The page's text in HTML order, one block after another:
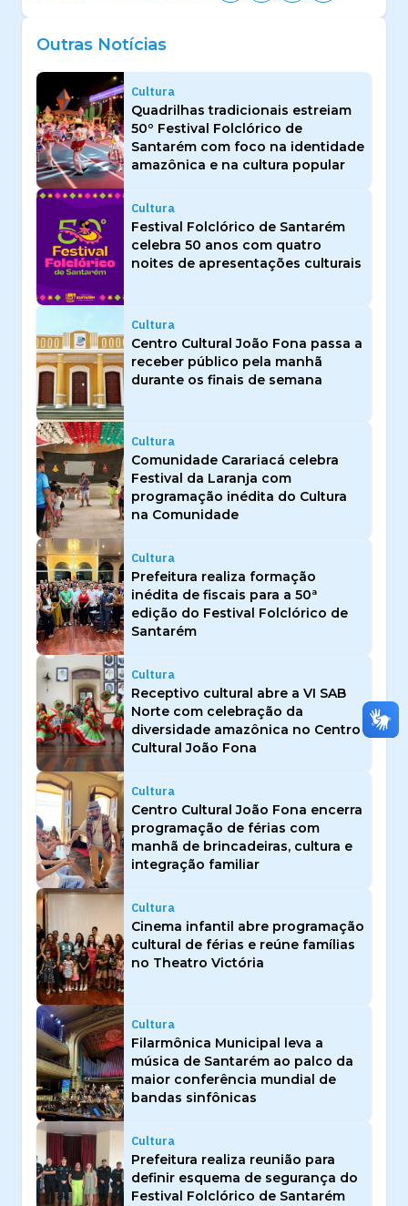
Outras Notícias
Cultura
Quadrilhas tradicionais estreiam
50º Festival Folclórico de
Santarém com foco na identidade
amazônica e na cultura popular
Cultura
Festival Folclórico de Santarém
celebra 50 anos com quatro
noites de apresentações culturais
Cultura
Centro Cultural João Fona passa a
receber público pela manhã
durante os finais de semana
Cultura
Comunidade Carariacá celebra
Festival da Laranja com
programação inédita do Cultura
na Comunidade
Cultura
Prefeitura realiza formação
inédita de fiscais para a 50ª
edição do Festival Folclórico de
Santarém
Cultura
Receptivo cultural abre a VI SAB
Norte com celebração da
diversidade amazônica no Centro
Cultural João Fona
Cultura
Centro Cultural João Fona encerra
programação de férias com
manhã de brincadeiras, cultura e
integração familiar
Cultura
Cinema infantil abre programação
cultural de férias e reúne famílias
no Theatro Victória
Cultura
Filarmônica Municipal leva a
música de Santarém ao palco da
maior conferência mundial de
bandas sinfônicas
Cultura
Prefeitura realiza reunião para
definir esquema de segurança do
Festival Folclórico de Santarém